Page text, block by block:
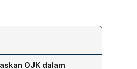
OJK dalam